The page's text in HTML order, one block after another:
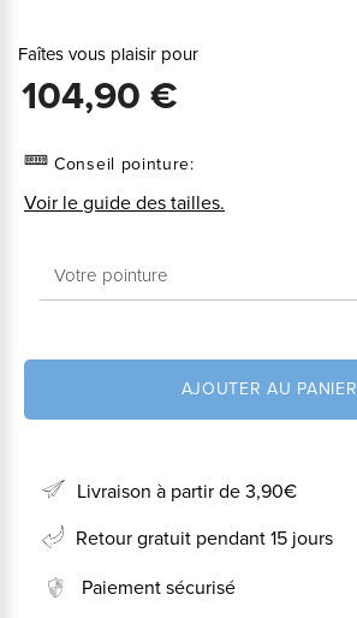
Faîtes vous plaisir pour
104,90 €
Conseil pointure:
Voir le guide des tailles.
AJOUTER AU PANIER
Livraison à partir de 3,90€
Retour gratuit pendant 15 jours
Paiement sécurisé